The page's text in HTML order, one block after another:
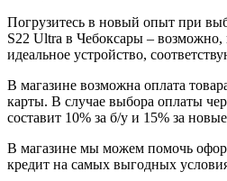
Погрузитесь в новый опыт при
S22 Ultra в Чебоксары –
идеальное устройство,
В магазине возможна оплата
карты. В случае выбора оплаты
составит 10% за б/у и 15% за
В магазине мы можем помочь
кредит на самых выгодных